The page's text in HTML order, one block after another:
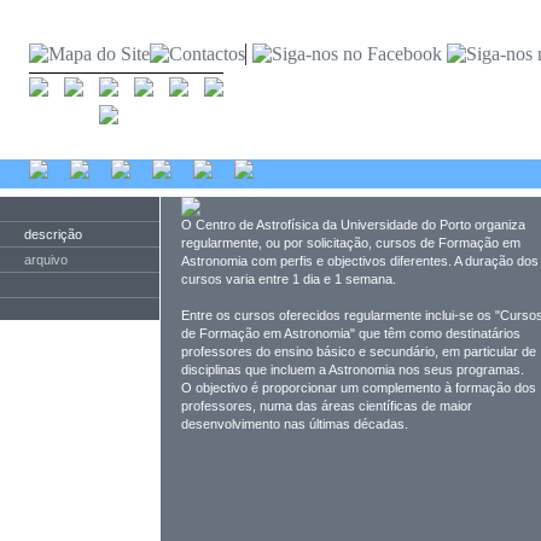
descrição
arquivo
O Centro de Astrofísica da Universidade do Porto organiza
regularmente, ou por solicitação, cursos de Formação em
Astronomia com perfis e objectivos diferentes. A duração dos
cursos varia entre 1 dia e 1 semana.
Entre os cursos oferecidos regularmente inclui-se os
de Formação em Astronomia" que têm como destinatários
professores do ensino básico e secundário, em particular de
disciplinas que incluem a Astronomia nos seus programas.
O objectivo é proporcionar um complemento à formação dos
professores, numa das áreas científicas de maior
desenvolvimento nas últimas décadas.